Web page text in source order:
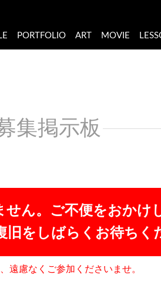
PORTFOLIO ART MOVIE
集掲示板
ん。ご不便をおかけ
をしばらくお待ちく
遠慮なくご参加くださいませ。